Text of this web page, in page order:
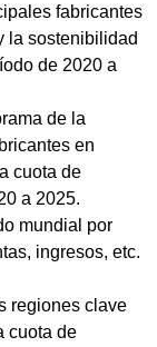
fabricantes
la sostenibilidad
de 2020 a
de la
en
cuota de
a 2025.
mundial por
ingresos, etc.
regiones clave
cuota de